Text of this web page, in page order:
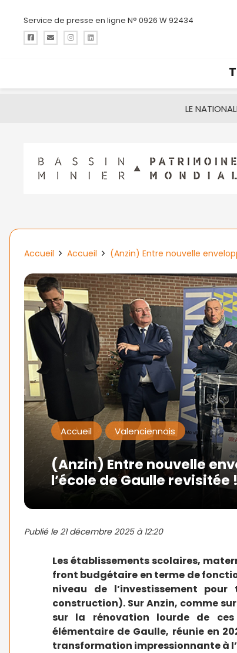
Service de presse en ligne N° 0926 W 92434
LE NATIONAL
Accueil Accueil (Anzin) Entre nouvelle
Accueil Valenciennois
(Anzin) Entre nouvelle
l’école de Gaulle revisitée
Publié le21 décembre 2025 à 12:20
Les établissements scolaires,
front budgétaire en terme de
niveau de l’investissement
construction). Sur Anzin, comme
sur la rénovation lourde de ces
élémentaire de Gaulle, réunie en
transformation impressionnante à